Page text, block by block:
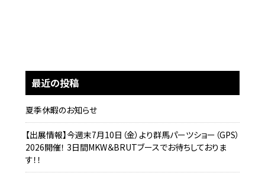
最近の投稿
夏季休暇のお知らせ
【出展情報】今週末7月10日（金）より群馬パーツショー（GPS）
2026開催！ 3日間MKW＆BRUTブースでお待ちしておりま
す！！